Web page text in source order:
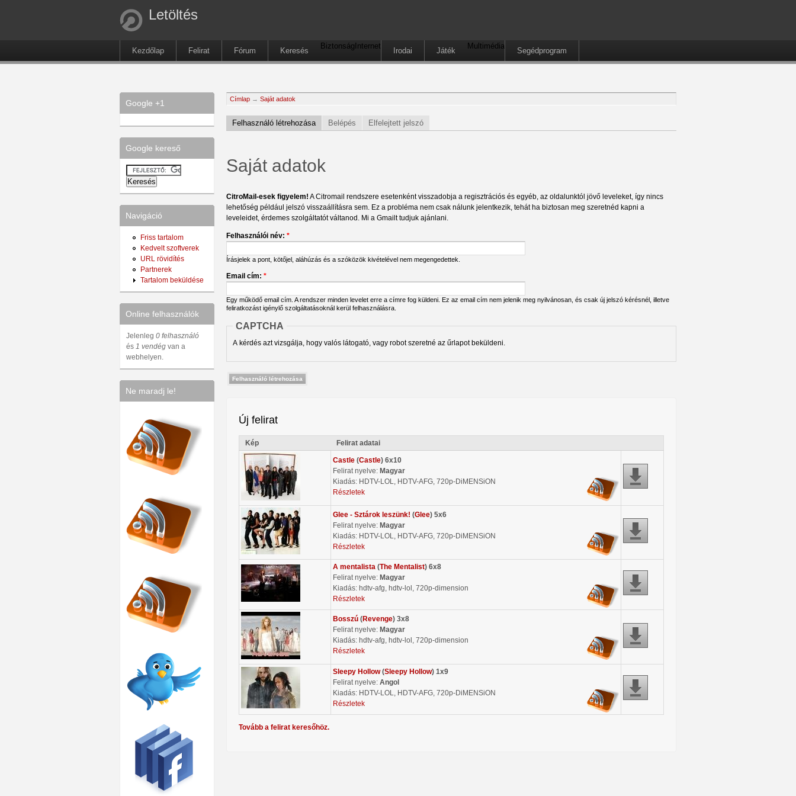
Letöltés
Kezdőlap Felirat Fórum Keresés
Biztonság Internet
Irodai Játék
Multimédia
Segédprogram
Google +1
Google kereső
Navigáció
Friss tartalom
Kedvelt szoftverek
URL rövidítés
Partnerek
Tartalom beküldése
Online felhasználók
Jelenleg 0 felhasználó
és 1 vendég van a
webhelyen.
Ne maradj le!
Címlap → Saját adatok
Felhasználó létrehozása Belépés Elfelejtett jelszó
Saját adatok
CitroMail-esek figyelem! A Citromail rendszere esetenként visszadobja a regisztrációs és egyéb, az oldalunktól jövő leveleket, így nincs
lehetőség például jelszó visszaállításra sem. Ez a probléma nem csak nálunk jelentkezik, tehát ha biztosan meg szeretnéd kapni a
leveleidet, érdemes szolgáltatót váltanod. Mi a Gmailt tudjuk ajánlani.
Felhasználói név: *
Írásjelek a pont, kötőjel, aláhúzás és a szóközök kivételével nem megengedettek.
Email cím: *
Egy működő email cím. A rendszer minden levelet erre a címre fog küldeni. Ez az email cím nem jelenik meg nyilvánosan, és csak új jelszó kérésnél, illetve
feliratkozást igénylő szolgáltatásoknál kerül felhasználásra.
CAPTCHA
A kérdés azt vizsgálja, hogy valós látogató, vagy robot szeretné az űrlapot beküldeni.
Új felirat
Kép Felirat adatai
Castle (Castle) 6x10
Felirat nyelve: Magyar
Kiadás: HDTV-LOL, HDTV-AFG, 720p-DiMENSiON
Részletek
Glee - Sztárok leszünk! (Glee) 5x6
Felirat nyelve: Magyar
Kiadás: HDTV-LOL, HDTV-AFG, 720p-DiMENSiON
Részletek
A mentalista (The Mentalist) 6x8
Felirat nyelve: Magyar
Kiadás: hdtv-afg, hdtv-lol, 720p-dimension
Részletek
Bosszú (Revenge) 3x8
Felirat nyelve: Magyar
Kiadás: hdtv-afg, hdtv-lol, 720p-dimension
Részletek
Sleepy Hollow(Sleepy Hollow) 1x9
Felirat nyelve: Angol
Kiadás: HDTV-LOL, HDTV-AFG, 720p-DiMENSiON
Részletek
Tovább a felirat keresőhöz.